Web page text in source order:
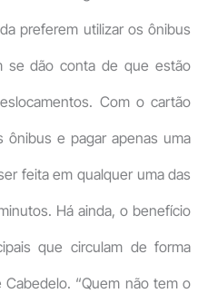
preferem utilizar os ônibus
se dão conta de que estão
Com o cartão
ônibus e pagar apenas uma
feita em qualquer uma das
Há ainda, o benefício
que circulam de forma
“Quem não tem o